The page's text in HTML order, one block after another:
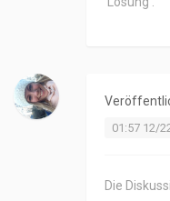
01:57 12/
Die